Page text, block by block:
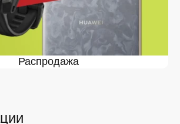
ассортимент, отслеживаем
актуальность информации,
и наличия. Благодаря этому клиенты
предложения и экономят своё
покупки у нас:
Распродажа